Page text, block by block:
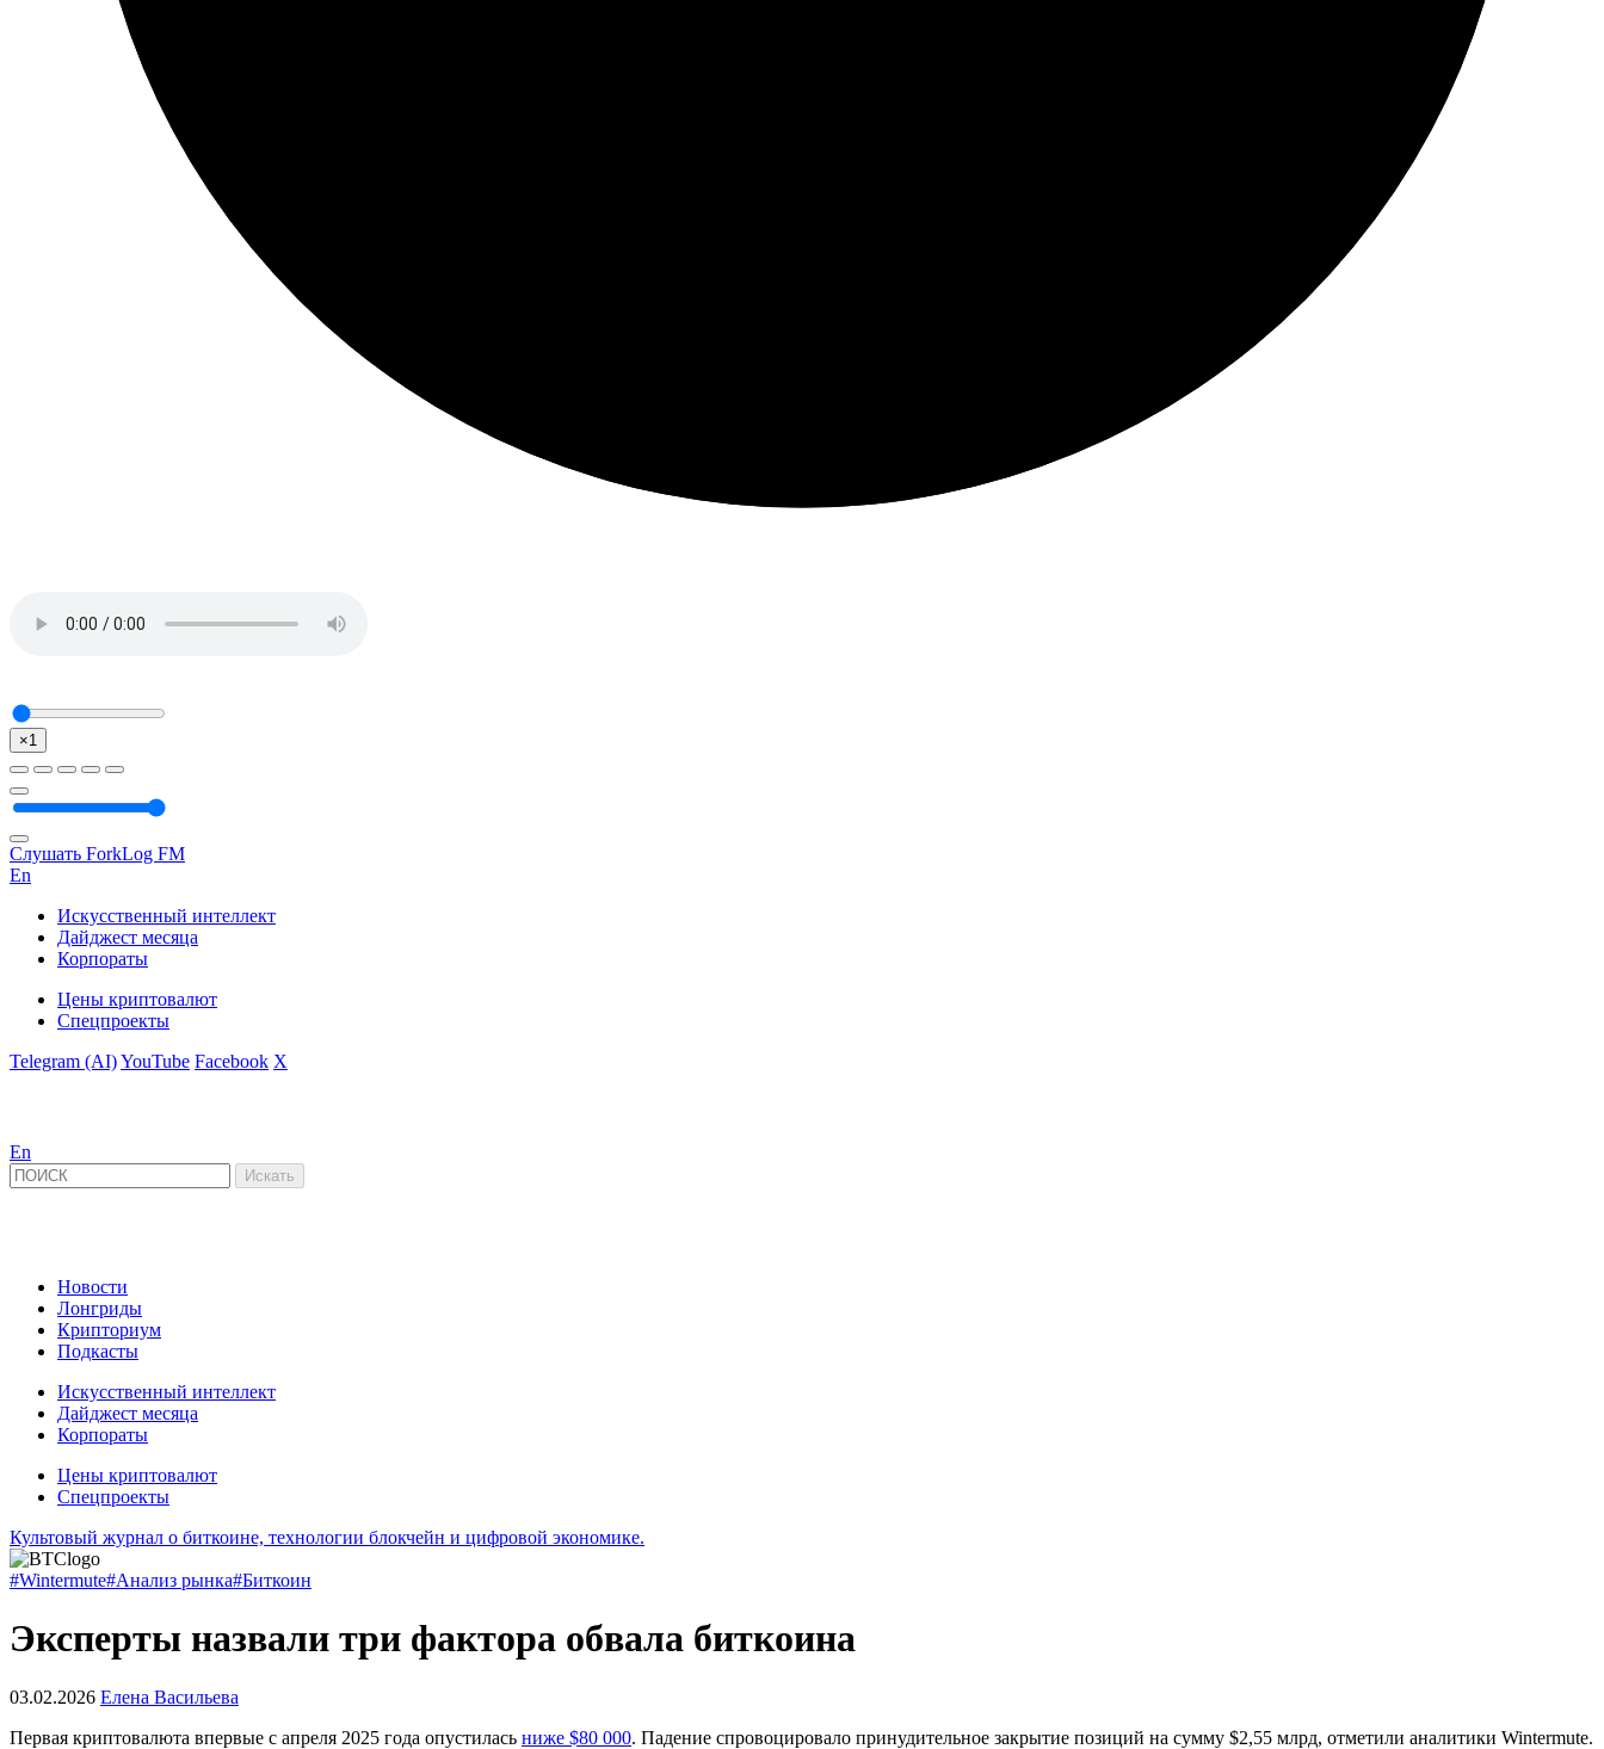
×1
Слушать ForkLog FM
En
Искусственный интеллект
Дайджест месяца
Корпораты
Цены криптовалют
Спецпроекты
Telegram (AI)YouTube Facebook X
En
Новости
Лонгриды
Крипториум
Подкасты
Искусственный интеллект
Дайджест месяца
Корпораты
Цены криптовалют
Спецпроекты
Культовый журнал о биткоине, технологии блокчейн и цифровой экономике.
#Wintermute#Анализ рынка#Биткоин
Эксперты назвали три фактора обвала биткоина
03.02.2026 Елена Васильева
Первая криптовалюта впервые с апреля 2025 года опустилась ниже $80 000. Падение спровоцировало принудительное закрытие позиций на сумму $2,55 млрд, отметили аналитики Wintermute.